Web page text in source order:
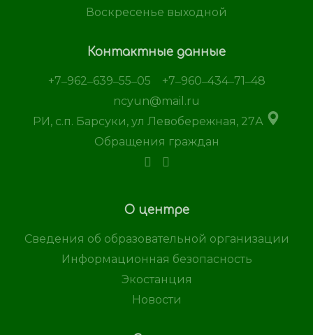
О центре
Сведения об образовательной организации
Информационная безопасность
Экостанция
Новости
Воскресенье выходной
Контактные данные
+7‒962‒639‒55‒05
+7‒960‒434‒71‒48
ncyun@mail.ru
РИ, с.п. Барсуки, ул Левобережная, 27А
Обращения граждан